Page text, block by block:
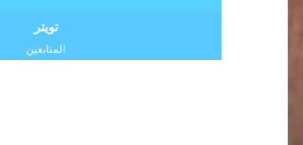
تويتر
المتابعين